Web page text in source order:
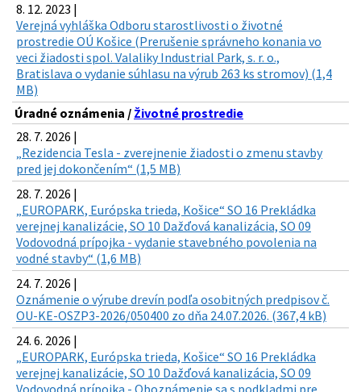
8. 12. 2023 |
Verejná vyhláška Odboru starostlivosti o životné
prostredie OÚ Košice (Prerušenie správneho konania vo
veci žiadosti spol. Valaliky Industrial Park, s. r. o.,
Bratislava o vydanie súhlasu na výrub 263 ks stromov) (1,4
MB)
Úradné oznámenia / Životné prostredie
28. 7. 2026 |
„Rezidencia Tesla - zverejnenie žiadosti o zmenu stavby
pred jej dokončením“ (1,5 MB)
28. 7. 2026 |
„EUROPARK, Európska trieda, Košice“ SO 16 Prekládka
verejnej kanalizácie, SO 10 Dažďová kanalizácia, SO 09
Vodovodná prípojka - vydanie stavebného povolenia na
vodné stavby“ (1,6 MB)
24. 7. 2026 |
Oznámenie o výrube drevín podľa osobitných predpisov č.
OU-KE-OSZP3-2026/050400 zo dňa 24.07.2026. (367,4 kB)
24. 6. 2026 |
„EUROPARK, Európska trieda, Košice“ SO 16 Prekládka
verejnej kanalizácie, SO 10 Dažďová kanalizácia, SO 09